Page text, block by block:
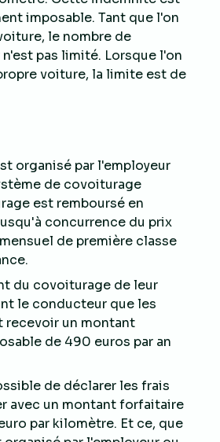
imposable. Tant que l'on
le nombre de
pas limité. Lorsque l'on
voiture, la limite est de
organisé par l'employeur
de covoiturage
est remboursé en
concurrence du prix
de première classe
du covoiturage de leur
le conducteur que les
recevoir un montant
de 490 euros par an
de déclarer les frais
avec un montant forfaitaire
par kilomètre. Et ce, que